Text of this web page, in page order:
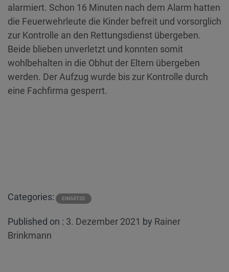
alarmiert. Schon 16 Minuten nach dem Alarm hatten
die Feuerwehrleute die Kinder befreit und vorsorglich
zur Kontrolle an den Rettungsdienst übergeben.
Beide blieben unverletzt und konnten somit
wohlbehalten in die Obhut der Eltern übergeben
werden. Der Aufzug wurde bis zur Kontrolle durch
eine Fachfirma gesperrt.
Categories: EINSÄTZE
Published on : Posted
3. Dezember 2021 by Rainer
Brinkmann